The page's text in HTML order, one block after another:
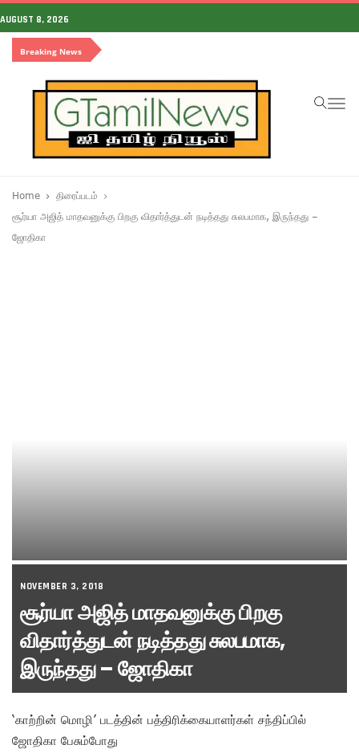
AUGUST 8, 2026
Breaking News
Home
திரைப்படம்
சூர்யா அஜித் மாதவனுக்கு பிறகு விதார்த்துடன் நடித்தது சுலபமாக, இருந்தது –
ஜோதிகா
NOVEMBER 3, 2018
சூர்யா அஜித் மாதவனுக்கு பிறகு
விதார்த்துடன் நடித்தது சுலபமாக,
இருந்தது – ஜோதிகா
‘காற்றின் மொழி’ படத்தின் பத்திரிக்கையாளர்கள் சந்திப்பில்
ஜோதிகா பேசும்போது